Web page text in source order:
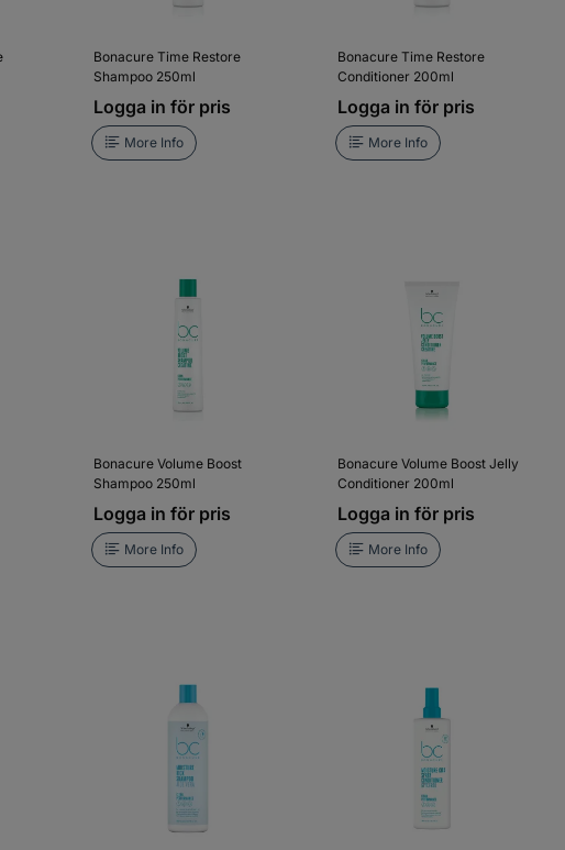
Bonacure Time Restore
Shampoo 250ml
Logga in för pris
More Info
Bonacure Time Restore
Conditioner 200ml
Logga in för pris
More Info
Bonacure Volume Boost
Shampoo 250ml
Logga in för pris
More Info
Bonacure Volume Boost Jelly
Conditioner 200ml
Logga in för pris
More Info